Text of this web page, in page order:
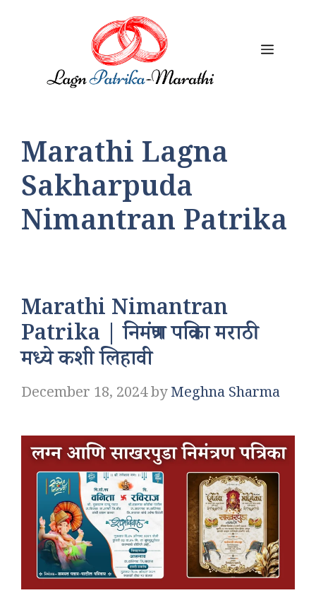
Menu
Marathi Lagna
Sakharpuda
Nimantran Patrika
Marathi Nimantran
Patrika | निमंत्रण पत्रिका मराठी
मध्ये कशी लिहावी
December 18, 2024byMeghna Sharma